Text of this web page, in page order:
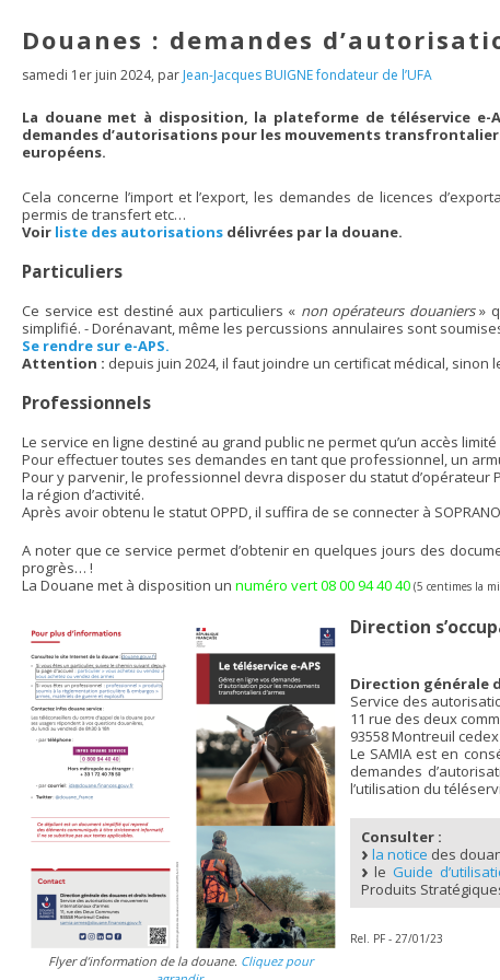
Douanes : demandes
samedi 1er juin 2024, par Jean-Jacques BUIGNE fondateur de l’UFA
La douane met à disposition, la plateforme de téléservice e-
demandes d’autorisations pour les mouvements
européens.
Cela concerne l’import et l’export, les demandes de licences
permis de transfert etc…
Voir liste des autorisations délivrées par la douane.
Particuliers
Ce service est destiné aux particuliers « non opérateurs douaniers»
simplifié. - Dorénavant, même les percussions annulaires sont
Se rendre sur e-APS.
Attention : depuis juin 2024, il faut joindre un certificat médical, sinon
Professionnels
Le service en ligne destiné au grand public ne permet qu’un accès limité
Pour effectuer toutes ses demandes en tant que professionnel, un
Pour y parvenir, le professionnel devra disposer du statut d’opérateur
la région d’activité.
Après avoir obtenu le statut OPPD, il suffira de se connecter à
A noter que ce service permet d’obtenir en quelques jours des
progrès… !
La Douane met à disposition un numéro vert 08 00 94 40 40 (5 centimes la
Flyer d’information de la douane. Cliquez pour
Direction
Direction générale
Service des
11 rue des deux
93558 Montreuil
Le SAMIA est en
demandes
l’utilisation du
Consulter :
la notice des
leGuide
Produits
Rel. PF - 27/01/23